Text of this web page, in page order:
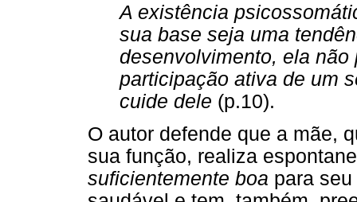
A existência
sua base seja uma
desenvolvimento, ela
participação ativa de um
cuide dele (p.10).
O autor defende que a mãe,
sua função, realiza
suficientemente boa para